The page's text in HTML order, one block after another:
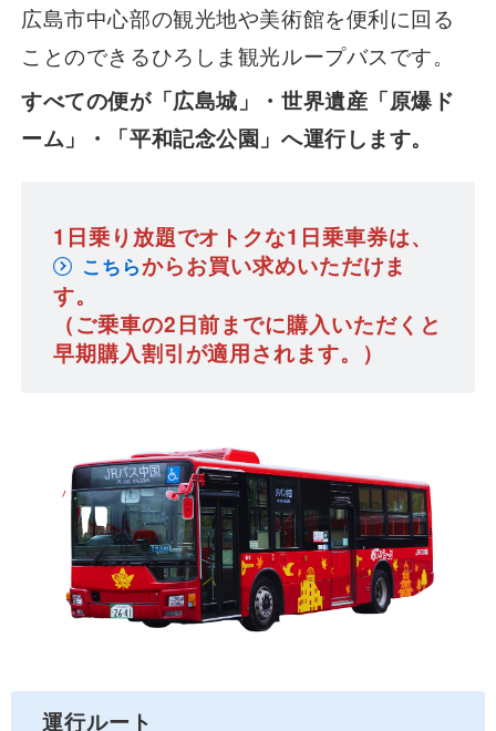
広島市中心部の観光地や美術館を便利に回る
ことのできるひろしま観光ループバスです。
すべての便が「広島城」・世界遺産「原爆ド
ーム」・「平和記念公園」へ運行します。
1日乗り放題でオトクな1日乗車券は、
こちらからお買い求めいただけま
す。
（ご乗車の2日前までに購入いただくと
早期購入割引が適用されます。）
運行ルート